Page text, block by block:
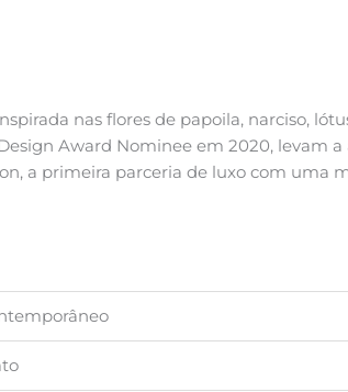
nas flores de papoila, narciso,
Award Nominee em 2020, levam
a primeira parceria de luxo com uma